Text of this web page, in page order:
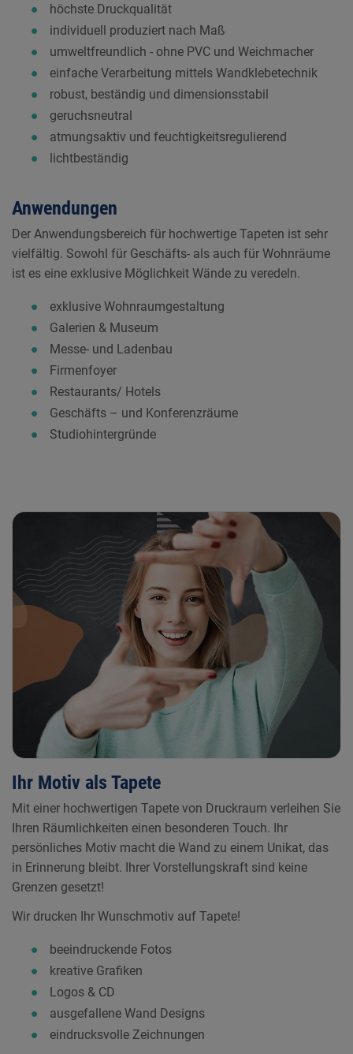
höchste Druckqualität
individuell produziert nach Maß
umweltfreundlich - ohne PVC und Weichmacher
einfache Verarbeitung mittels Wandklebetechnik
robust, beständig und dimensionsstabil
geruchsneutral
atmungsaktiv und feuchtigkeitsregulierend
lichtbeständig
Anwendungen
Der Anwendungsbereich für hochwertige Tapeten ist sehr
vielfältig. Sowohl für Geschäfts- als auch für Wohnräume
ist es eine exklusive Möglichkeit Wände zu veredeln.
exklusive Wohnraumgestaltung
Galerien & Museum
Messe- und Ladenbau
Firmenfoyer
Restaurants/ Hotels
Geschäfts – und Konferenzräume
Studiohintergründe
Ihr Motiv als Tapete
Mit einer hochwertigen Tapete von Druckraum verleihen Sie
Ihren Räumlichkeiten einen besonderen Touch. Ihr
persönliches Motiv macht die Wand zu einem Unikat, das
in Erinnerung bleibt. Ihrer Vorstellungskraft sind keine
Grenzen gesetzt!
Wir drucken Ihr Wunschmotiv auf Tapete!
beeindruckende Fotos
kreative Grafiken
Logos & CD
ausgefallene Wand Designs
eindrucksvolle Zeichnungen